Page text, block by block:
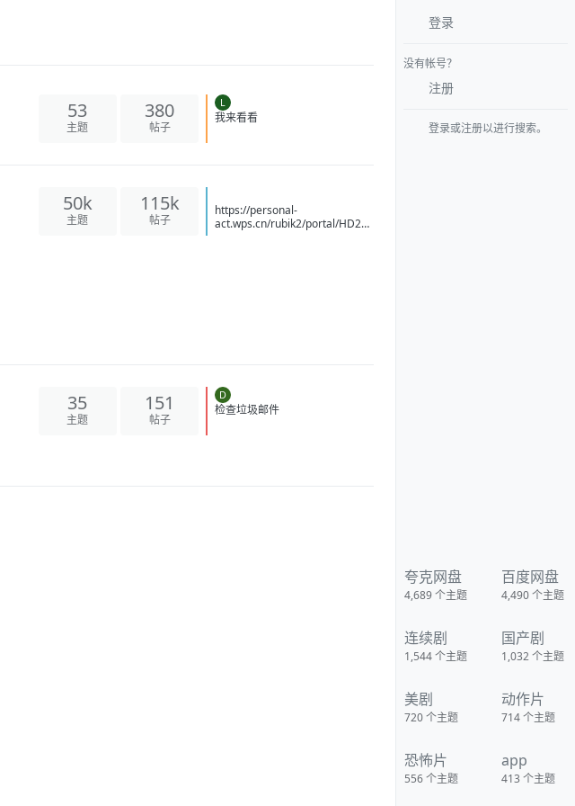
53 380 L
50k 115k
https://personal-
35 151 D
登录
没有帐号？
注册
登录或注册以进行搜索。
夸克网盘
4,689个主题
百度网盘
4,490个主题
连续剧
1,544个主题
国产剧
1,032个主题
美剧
720个主题
动作片
714个主题
恐怖片
556个主题
app
413个主题